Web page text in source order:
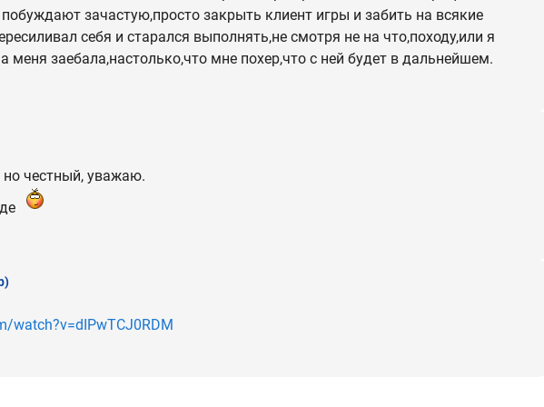
зачастую,просто закрыть клиент игры и забить на всякие
себя и старался выполнять,не смотря не на что,походу,или я
меня заебала,настолько,что мне похер,что с ней будет в дальнейшем.
честный, уважаю.
watch?v=dIPwTCJ0RDM